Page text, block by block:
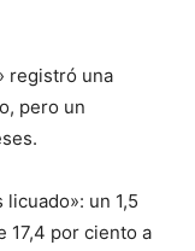
registró una
pero un
un 1,5
17,4 por ciento a